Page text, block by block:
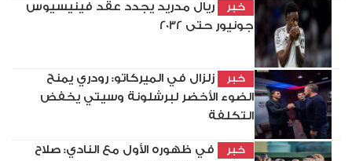
خبر
ريال مدريد يجدد عقد فينيسيوس
جونيور حتى 2032
خبر
زلزال في الميركاتو: رودري يمنح
الضوء الأخضر لبرشلونة وسيتي يخفض
التكلفة
خبر
في ظهوره الأول مع النادي: صلاح